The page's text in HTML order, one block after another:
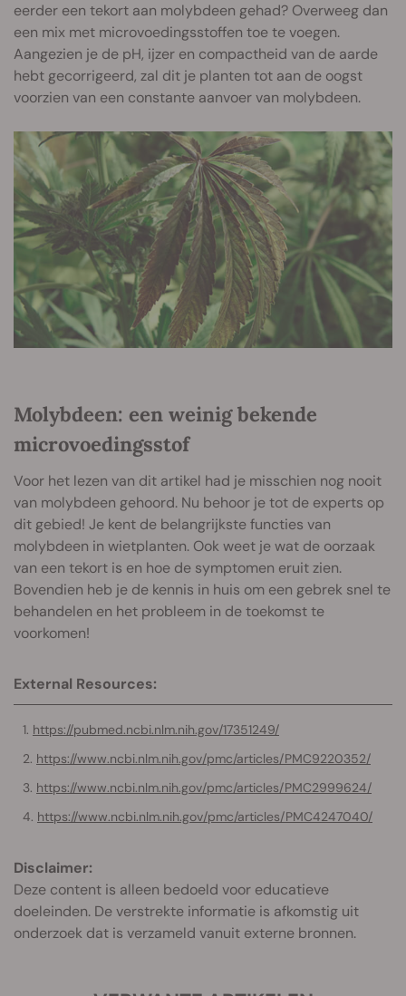
eerder een tekort aan molybdeen gehad? Overweeg dan
een mix met microvoedingsstoffen toe te voegen.
Aangezien je de pH, ijzer en compactheid van de aarde
hebt gecorrigeerd, zal dit je planten tot aan de oogst
voorzien van een constante aanvoer van molybdeen.
Molybdeen: een weinig bekende
microvoedingsstof
Voor het lezen van dit artikel had je misschien nog nooit
van molybdeen gehoord. Nu behoor je tot de experts op
dit gebied! Je kent de belangrijkste functies van
molybdeen in wietplanten. Ook weet je wat de oorzaak
van een tekort is en hoe de symptomen eruit zien.
Bovendien heb je de kennis in huis om een gebrek snel te
behandelen en het probleem in de toekomst te
voorkomen!
External Resources:
https://pubmed.ncbi.nlm.nih.gov/17351249/
https://www.ncbi.nlm.nih.gov/pmc/articles/PMC9220352/
https://www.ncbi.nlm.nih.gov/pmc/articles/PMC2999624/
https://www.ncbi.nlm.nih.gov/pmc/articles/PMC4247040/
Disclaimer:
Deze content is alleen bedoeld voor educatieve
doeleinden. De verstrekte informatie is afkomstig uit
onderzoek dat is verzameld vanuit externe bronnen.